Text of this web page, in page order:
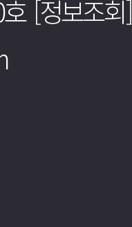
[정보조회]